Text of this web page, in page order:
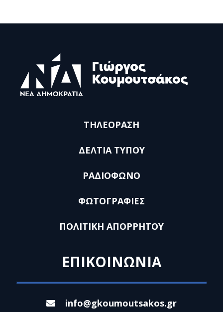
ΤΗΛΕΟΡΑΣΗ
ΔΕΛΤΙΑ ΤΥΠΟΥ
ΡΑΔΙΟΦΩΝΟ
ΦΩΤΟΓΡΑΦΙΕΣ
ΠΟΛΙΤΙΚΗ ΑΠΟΡΡΗΤΟΥ
ΕΠΙΚΟΙΝΩΝΙΑ
info@gkoumoutsakos.gr